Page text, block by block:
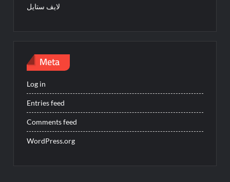
لايف ستايل
Meta
Log in
Entries feed
Comments feed
WordPress.org